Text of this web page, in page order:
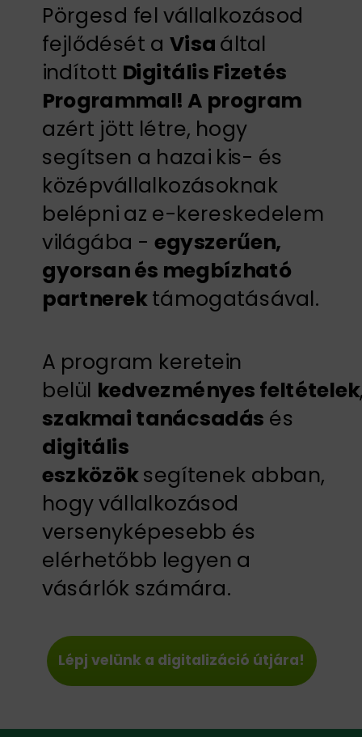
Pörgesd fel vállalkozásod
fejlődését a Visa által
indított Digitális Fizetés
Programmal! A program
azért jött létre, hogy
segítsen a hazai kis- és
középvállalkozásoknak
belépni az e-kereskedelem
világába - egyszerűen,
gyorsan és megbízható
partnerektámogatásával.
A program keretein
belül kedvezményes feltételek,
szakmai tanácsadás és
digitális
eszközöksegítenek abban,
hogy vállalkozásod
versenyképesebb és
elérhetőbb legyen a
vásárlók számára.
Lépj velünk a digitalizáció útjára!